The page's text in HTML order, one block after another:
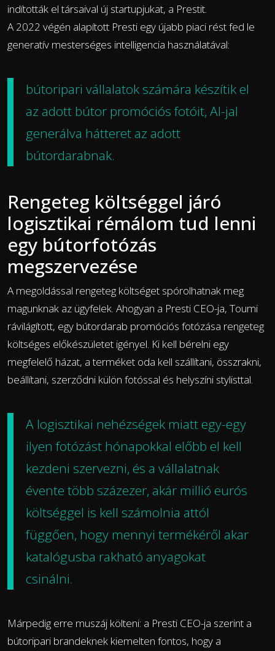
indították el társaival új startupjukat, a Prestit.
A 2022 végén alapított Presti egy újabb piaci rést fed le
generatív mesterséges intelligencia használatával:
bútoripari vállalatok számára készítik el
az adott bútor promóciós fotóit, AI-jal
generálva hátteret az adott
bútordarabnak.
Rengeteg költséggel járó
logisztikai rémálom tud lenni
egy bútorfotózás
megszervezése
A megoldással rengeteg költséget spórolhatnak meg
magunknak az ügyfelek. Ahogyan a Presti CEO-ja, Toumi
rávilágított, egy bútordarab promóciós fotózása rengeteg
költséges előkészületet igényel. Ki kell bérelni egy
megfelelő házat, a terméket oda kell szállítani, összrakni,
beállítani, szerződni külön fotóssal és helyszíni stylisttal.
A logisztikai nehézségek miatt egy-egy
ilyen fotózást hónapokkal előbb el kell
kezdeni szervezni, és a vállalatnak
évente több százezer, akár millió eurós
költséggel is kell számolnia attól
függően, hogy mennyi termékéről akar
katalógusba rakható anyagokat
csinálni.
Márpedig erre muszáj költeni: a Presti CEO-ja szerint a
bútoripari brandeknek kiemelten fontos, hogy a